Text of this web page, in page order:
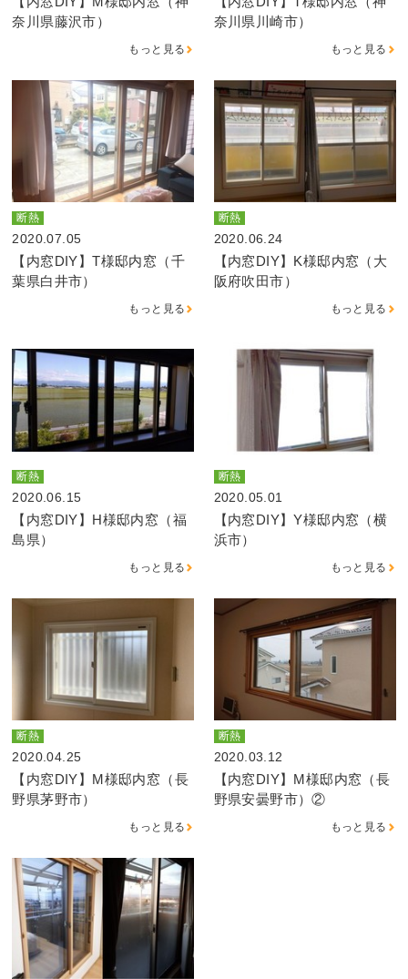
奈川県藤沢市）
もっと見る
奈川県川崎市）
もっと見る
断熱
2020.07.05
【内窓DIY】T様邸内窓（千
葉県白井市）
もっと見る
断熱
2020.06.24
【内窓DIY】K様邸内窓（大
阪府吹田市）
もっと見る
断熱
2020.06.15
【内窓DIY】H様邸内窓（福
島県）
もっと見る
断熱
2020.05.01
【内窓DIY】Y様邸内窓（横
浜市）
もっと見る
断熱
2020.04.25
【内窓DIY】M様邸内窓（長
野県茅野市）
もっと見る
断熱
2020.03.12
【内窓DIY】M様邸内窓（長
野県安曇野市）②
もっと見る